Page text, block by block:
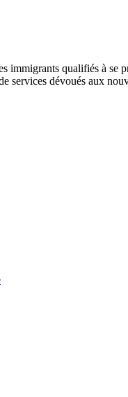
qualifiés à se
services dévoués aux